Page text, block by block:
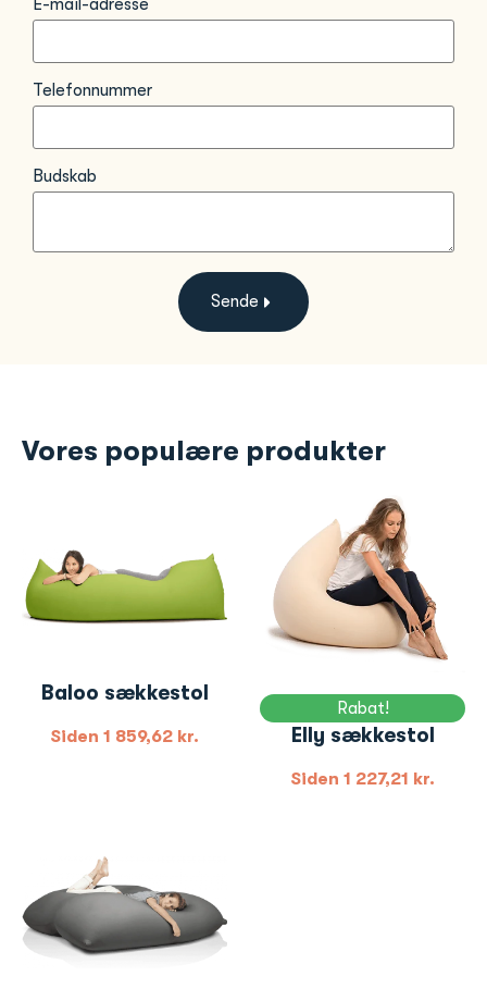
E-mail-adresse
Telefonnummer
Budskab
Sende
Vores populære produkter
Baloo sækkestol
Siden 1 859,62 kr.
Rabat!
Elly sækkestol
Siden 1 227,21 kr.